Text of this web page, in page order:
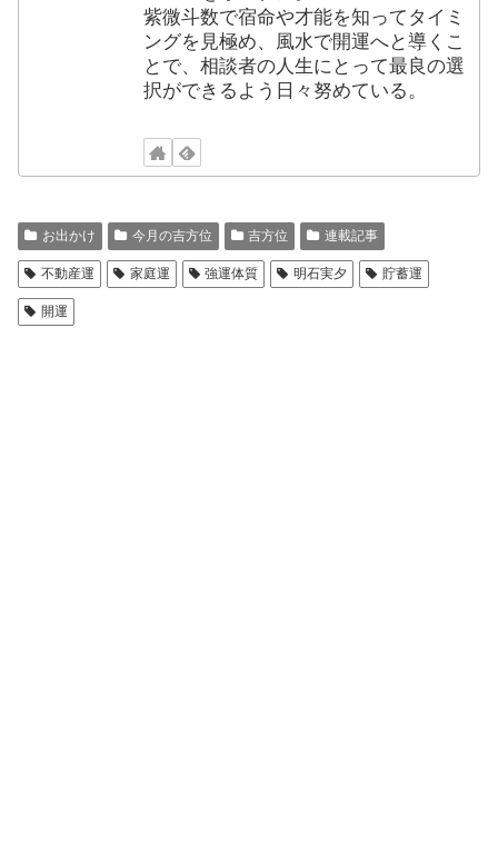
紫微斗数で宿命や才能を知ってタイミ
ングを見極め、風水で開運へと導くこ
とで、相談者の人生にとって最良の選
択ができるよう日々努めている。
お出かけ 今月の吉方位 吉方位 連載記事
不動産運 家庭運 強運体質 明石実夕 貯蓄運
開運